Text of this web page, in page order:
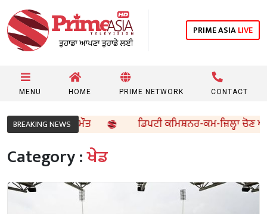
PRIME ASIALIVE
MENU HOME PRIME NETWORK CONTACT
BREAKING NEWS
4 ਦੀ ਮੌਤ ਡਿਪਟੀ ਕਮਿਸ਼ਨਰ-ਕਮ-ਜ਼ਿਲ੍ਹਾ ਚੋਣ ਅਫ਼ਸਰ
Category :ਖੇਡ